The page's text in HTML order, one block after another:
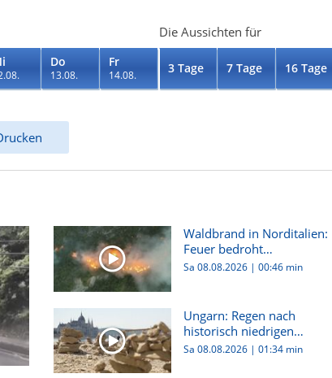
Do
13.08.
Fr
14.08.
Die Aussichten für
3 Tage 7 Tage 16 Tage
Waldbrand in Norditalien:
Feuer bedroht
Wohnhäuser...
Sa 08.08.2026 |00:46 min
Ungarn: Regen nach
historisch niedrigen
Wasserstän...
Sa 08.08.2026 |01:34 min